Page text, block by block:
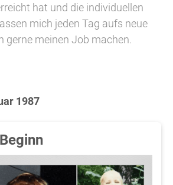
hat und die individuellen
mich jeden Tag aufs neue
gerne meinen Job machen.
1987